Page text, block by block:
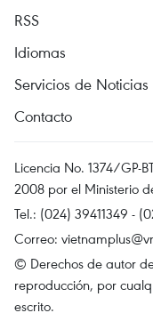
RSS
Idiomas
Servicios de Noticias
Contacto
Licencia No. 1374/GP-
2008 por el Ministerio
Tel.: (024) 39411349 -
Correo:
© Derechos de autor
reproducción, por
escrito.